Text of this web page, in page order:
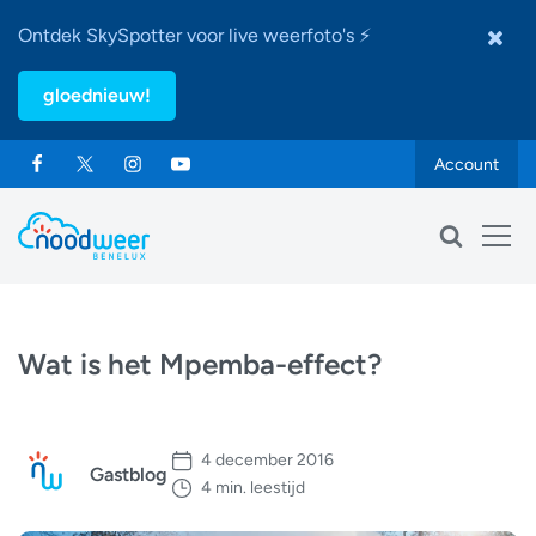
Ontdek SkySpotter voor live weerfoto's ⚡
gloednieuw!
Account
Wat is het Mpemba-effect?
Gastblog
4 december 2016
4 min. leestijd